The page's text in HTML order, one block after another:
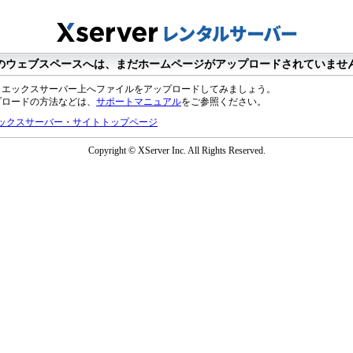
ウェブスペースへは、まだホームページがアップロードされていませ
ックスサーバー上へファイルをアップロードしてみましょう。
ードの方法などは、 サポートマニュアルをご参照ください。
クスサーバー・サイトトップページ
Copyright © XServer Inc. All Rights Reserved.